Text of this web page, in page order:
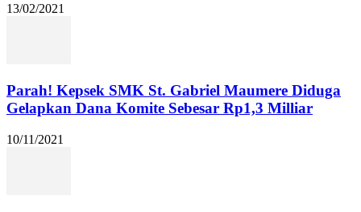
13/02/2021
Parah! Kepsek SMK St. Gabriel Maumere Diduga
Gelapkan Dana Komite Sebesar Rp1,3 Milliar
10/11/2021